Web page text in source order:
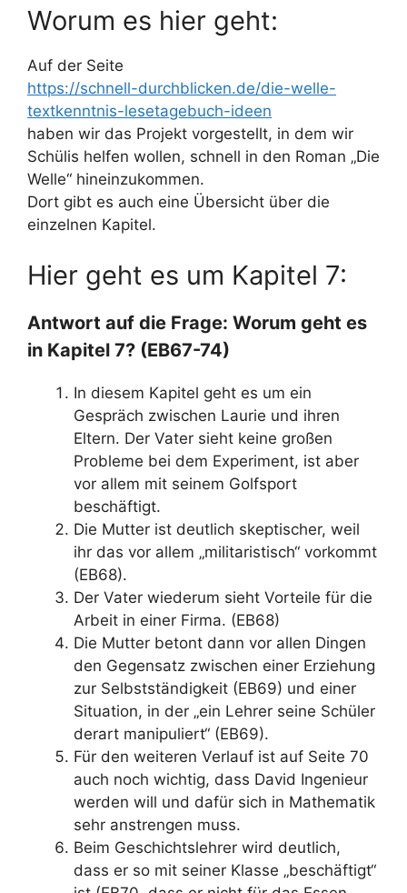
Worum es hier geht:
Auf der Seite
https://schnell-durchblicken.de/die-welle-
textkenntnis-lesetagebuch-ideen
haben wir das Projekt vorgestellt, in dem wir
Schülis helfen wollen, schnell in den Roman „Die
Welle“ hineinzukommen.
Dort gibt es auch eine Übersicht über die
einzelnen Kapitel.
Hier geht es um Kapitel 7:
Antwort auf die Frage: Worum geht es
in Kapitel 7? (EB67-74)
In diesem Kapitel geht es um ein
Gespräch zwischen Laurie und ihren
Eltern. Der Vater sieht keine großen
Probleme bei dem Experiment, ist aber
vor allem mit seinem Golfsport
beschäftigt.
Die Mutter ist deutlich skeptischer, weil
ihr das vor allem „militaristisch“ vorkommt
(EB68).
Der Vater wiederum sieht Vorteile für die
Arbeit in einer Firma. (EB68)
Die Mutter betont dann vor allen Dingen
den Gegensatz zwischen einer Erziehung
zur Selbstständigkeit (EB69) und einer
Situation, in der „ein Lehrer seine Schüler
derart manipuliert“ (EB69).
Für den weiteren Verlauf ist auf Seite 70
auch noch wichtig, dass David Ingenieur
werden will und dafür sich in Mathematik
sehr anstrengen muss.
Beim Geschichtslehrer wird deutlich,
dass er so mit seiner Klasse „beschäftigt“